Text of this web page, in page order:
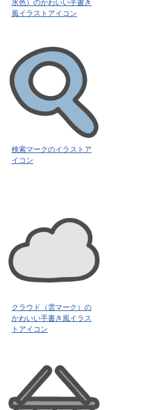
水色）のかわいい手書き
風イラストアイコン
検索マークのイラストア
イコン
クラウド（雲マーク）の
かわいい手書き風イラス
トアイコン